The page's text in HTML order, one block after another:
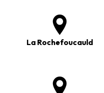
La Rochefoucauld